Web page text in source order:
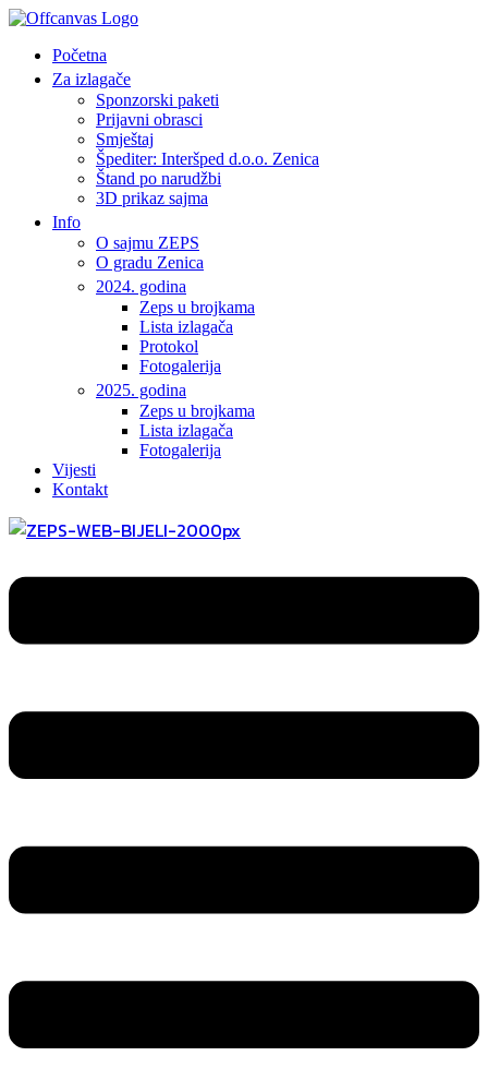
Početna
Za izlagače
Sponzorski paketi
Prijavni obrasci
Smještaj
Špediter: Interšped d.o.o. Zenica
Štand po narudžbi
3D prikaz sajma
Info
O sajmu ZEPS
O gradu Zenica
2024. godina
Zeps u brojkama
Lista izlagača
Protokol
Fotogalerija
2025. godina
Zeps u brojkama
Lista izlagača
Fotogalerija
Vijesti
Kontakt